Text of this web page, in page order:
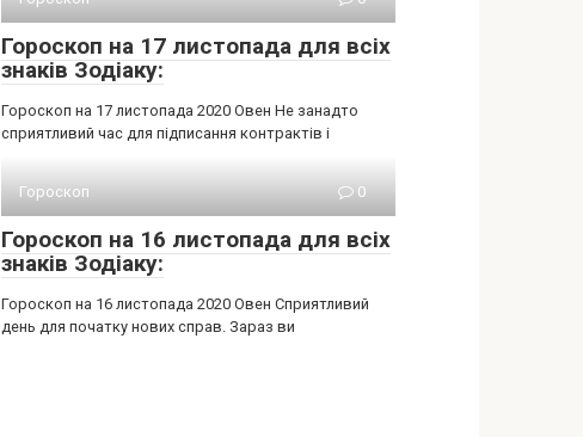
Гороскоп на 17 листопада для всіх
знаків Зодіаку:
Гороскоп на 17 листопада 2020 Овен Не занадто
сприятливий час для підписання контрактів і
Гороскоп 0
Гороскоп на 16 листопада для всіх
знаків Зодіаку:
Гороскоп на 16 листопада 2020 Овен Сприятливий
день для початку нових справ. Зараз ви